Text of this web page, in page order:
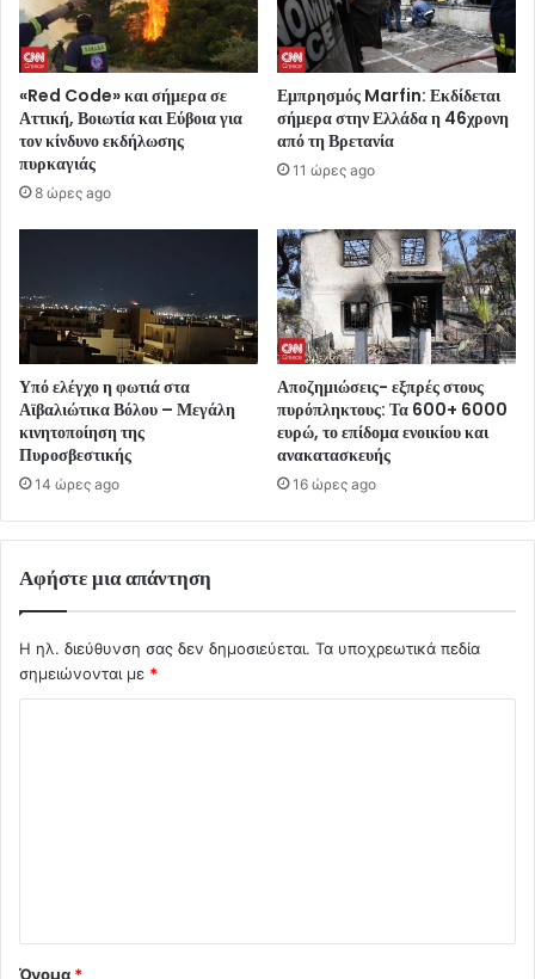
«Red Code» και σήμερα σε
Αττική, Βοιωτία και Εύβοια για
τον κίνδυνο εκδήλωσης
πυρκαγιάς
8 ώρες ago
Εμπρησμός Marfin: Εκδίδεται
σήμερα στην Ελλάδα η 46χρονη
από τη Βρετανία
11 ώρες ago
Υπό ελέγχο η φωτιά στα
Αϊβαλιώτικα Βόλου – Μεγάλη
κινητοποίηση της
Πυροσβεστικής
14 ώρες ago
Αποζημιώσεις- εξπρές στους
πυρόπληκτους: Τα 600+ 6000
ευρώ, το επίδομα ενοικίου και
ανακατασκευής
16 ώρες ago
Αφήστε μια απάντηση
Η ηλ. διεύθυνση σας δεν δημοσιεύεται. Τα υποχρεωτικά πεδία
σημειώνονται με *
Όνομα *